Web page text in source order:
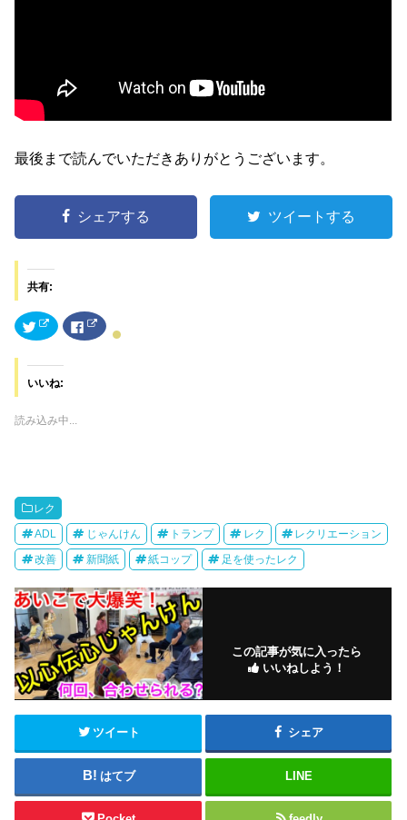
最後まで読んでいただきありがとうございます。
シェアする ツイートする
共有:
ク
ッ
し
て
T
t
(
新
し
い
ウ
ィ
ン
ド
ウ
で
開
き
ま
す
)
F
c
し
て
く
だ
さ
い
(
新
し
い
ウ
ィ
ン
ド
ウ
で
開
き
ま
す
)
いいね:
読み込み中...
レク
ADL じゃんけん トランプ レク レクリエーション
改善 新聞紙 紙コップ 足を使ったレク
この記事が気に入ったら
いいねしよう！
ツイート シェア
はてブ LINE